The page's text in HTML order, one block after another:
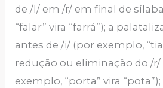
de /l/ em /r/ em final de
“falar” vira “farrá”); a
antes de /i/ (por exemplo,
redução ou eliminação do /
exemplo, “porta” vira